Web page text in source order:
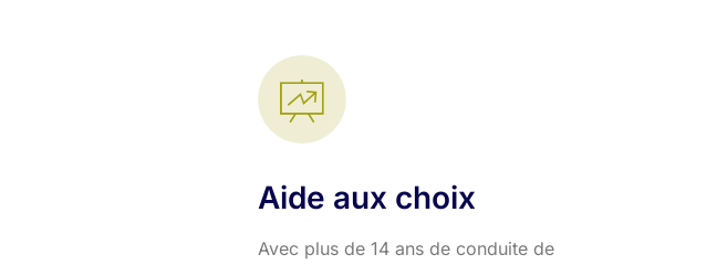
Aide aux choix
Avec plus de 14 ans de conduite de